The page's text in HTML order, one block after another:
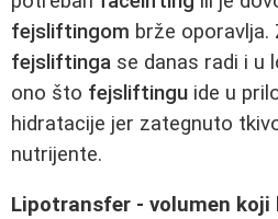
fejsliftingom brže oporavlja.
fejsliftinga se danas radi i u
ono što fejsliftingu ide u
hidratacije jer zategnuto
nutrijente.
Lipotransfer - volumen koji